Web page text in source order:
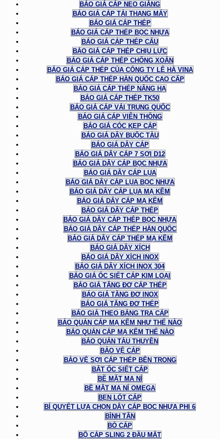
BÁO GIÁ CÁP NEO GIẰNG
BÁO GIÁ CÁP TẢI THANG MÁY
BÁO GIÁ CÁP THÉP
BÁO GIÁ CÁP THÉP BỌC NHỰA
BÁO GIÁ CÁP THÉP CẨU
BÁO GIÁ CÁP THÉP CHỊU LỰC
BÁO GIÁ CÁP THÉP CHỐNG XOẮN
BÁO GIÁ CÁP THÉP CỦA CÔNG TY LÊ HÀ VINA
BÁO GIÁ CÁP THÉP HÀN QUỐC CAO CẤP
BÁO GIÁ CÁP THÉP NÂNG HẠ
BÁO GIÁ CÁP THÉP TK50
BÁO GIÁ CÁP VẢI TRUNG QUỐC
BÁO GIÁ CÁP VIỄN THÔNG
BÁO GIÁ CÓC KẸP CÁP
BÁO GIÁ DÂY BUỘC TÀU
BÁO GIÁ DÂY CÁP
BÁO GIÁ DÂY CÁP 7 SỢI D12
BÁO GIÁ DÂY CÁP BỌC NHỰA
BÁO GIÁ DÂY CÁP LỤA
BÁO GIÁ DÂY CÁP LỤA BỌC NHỰA
BÁO GIÁ DÂY CÁP LỤA MẠ KẼM
BÁO GIÁ DÂY CÁP MẠ KẼM
BÁO GIÁ DÂY CÁP THÉP
BÁO GIÁ DÂY CÁP THÉP BỌC NHỰA
BÁO GIÁ DÂY CÁP THÉP HÀN QUỐC
BÁO GIÁ DÂY CÁP THÉP MẠ KẼM
BÁO GIÁ DÂY XÍCH
BÁO GIÁ DÂY XÍCH INOX
BÁO GIÁ DÂY XÍCH INOX 304
BÁO GIÁ ỐC SIẾT CÁP KIM LOẠI
BÁO GIÁ TĂNG ĐƠ CÁP THÉP
BÁO GIÁ TĂNG ĐƠ INOX
BÁO GIÁ TĂNG ĐƠ THÉP
BÁO GIÁ THEO BẢNG TRA CÁP
BẢO QUẢN CÁP MẠ KẼM NHƯ THẾ NÀO
BẢO QUẢN CÁP MẠ KẼM THẾ NÀO
BẢO QUẢN TÀU THUYỀN
BẢO VỆ CÁP
BẢO VỆ SỢI CÁP THÉP BÊN TRONG
BẮT ỐC SIẾT CÁP
BỀ MẶT MA NÍ
BỀ MẶT MA NÍ OMEGA
BẸN LÓT CÁP
BÍ QUYẾT LỰA CHỌN DÂY CÁP BỌC NHỰA PHI 6
BÌNH TÂN
BÓ CÁP
BỘ CÁP SLING 2 ĐẦU MẮT